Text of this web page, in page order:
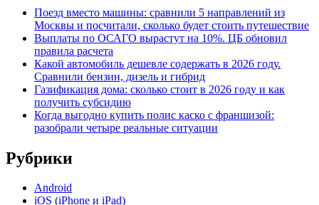
Поезд вместо машины: сравнили 5 направлений из
Москвы и посчитали, сколько будет стоить путешествие
Выплаты по ОСАГО вырастут на 10%. ЦБ обновил
правила расчета
Какой автомобиль дешевле содержать в 2026 году.
Сравнили бензин, дизель и гибрид
Газификация дома: сколько стоит в 2026 году и как
получить субсидию
Когда выгодно купить полис каско с франшизой:
разобрали четыре реальные ситуации
Рубрики
Android
iOS (iPhone и iPad)